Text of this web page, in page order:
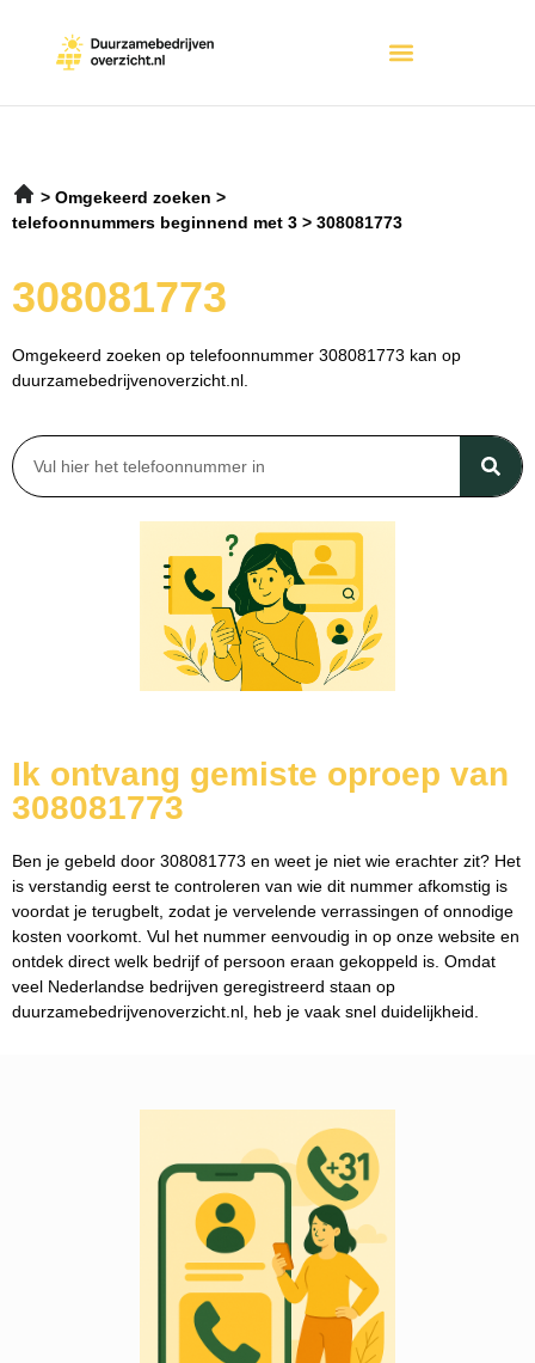
Omgekeerd zoeken
telefoonnummers beginnend met 3
308081773
308081773
Omgekeerd zoeken op telefoonnummer 308081773 kan op
duurzamebedrijvenoverzicht.nl.
Ik ontvang gemiste oproep van
308081773
Ben je gebeld door 308081773 en weet je niet wie erachter zit? Het
is verstandig eerst te controleren van wie dit nummer afkomstig is
voordat je terugbelt, zodat je vervelende verrassingen of onnodige
kosten voorkomt. Vul het nummer eenvoudig in op onze website en
ontdek direct welk bedrijf of persoon eraan gekoppeld is. Omdat
veel Nederlandse bedrijven geregistreerd staan op
duurzamebedrijvenoverzicht.nl, heb je vaak snel duidelijkheid.